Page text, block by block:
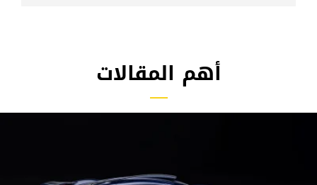
أهم المقالات